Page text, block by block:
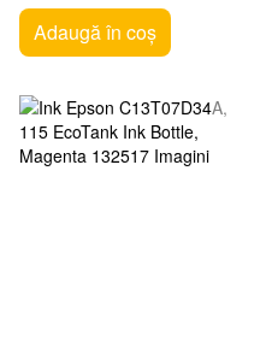
Adaugă în coș